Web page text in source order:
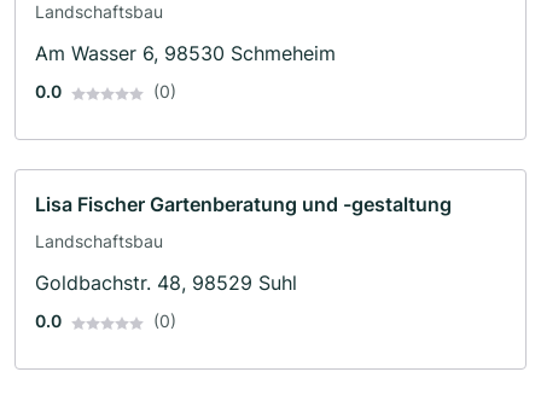
Landschaftsbau
Am Wasser 6, 98530 Schmeheim
0.0 (0)
Lisa Fischer Gartenberatung und -gestaltung
Landschaftsbau
Goldbachstr. 48, 98529 Suhl
0.0 (0)